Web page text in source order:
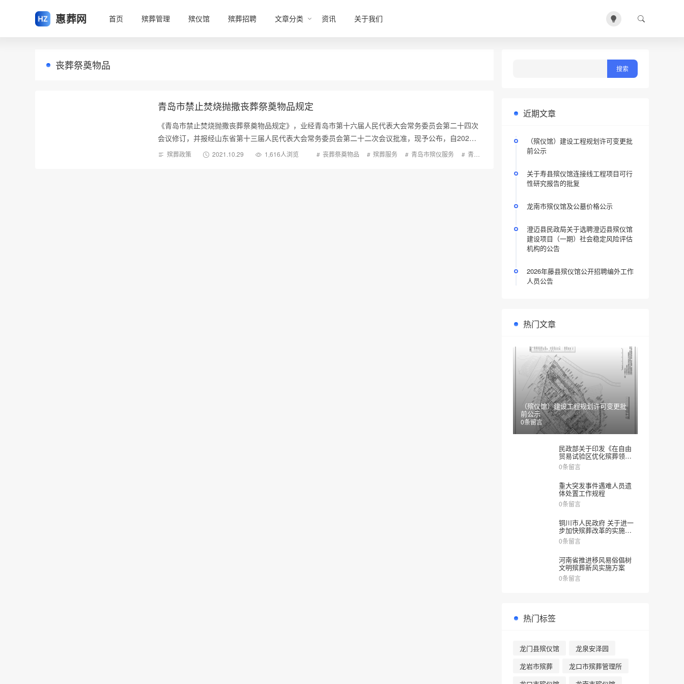
惠葬网 首页 殡葬管理 殡仪馆 殡葬招聘 文章分类 资讯 关于我们
丧葬祭奠物品
青岛市禁止焚烧抛撒丧葬祭奠物品规定
《青岛市禁止焚烧抛撒丧葬祭奠物品规定》，业经青岛市第十六届人民代表大会常务委员会第二十四次
会议修订，并报经山东省第十三届人民代表大会常务委员会第二十二次会议批准，现予公布，自202…
殡葬政策 2021.10.29 1,616人浏览 丧葬祭奠物品 殡葬服务 青岛市殡仪服务 青岛市殡葬
近期文章
（殡仪馆）建设工程规划许可变更批
前公示
关于寿县殡仪馆连接线工程项目可行
性研究报告的批复
龙南市殡仪馆及公墓价格公示
澄迈县民政局关于选聘澄迈县殡仪馆
建设项目（一期）社会稳定风险评估
机构的公告
2026年藤县殡仪馆公开招聘编外工作
人员公告
热门文章
（殡仪馆）建设工程规划许可变更批
前公示
0条留言
民政部关于印发《在自由
贸易试验区优化殡葬领域
涉企审批服务实施方案》
的通知
0条留言
重大突发事件遇难人员遗
体处置工作规程
0条留言
铜川市人民政府 关于进一
步加快殡葬改革的实施意
见
0条留言
河南省推进移风易俗倡树
文明殡葬新风实施方案
0条留言
热门标签
龙门县殡仪馆
龙泉安泽园
龙岩市殡葬
龙口市殡葬管理所